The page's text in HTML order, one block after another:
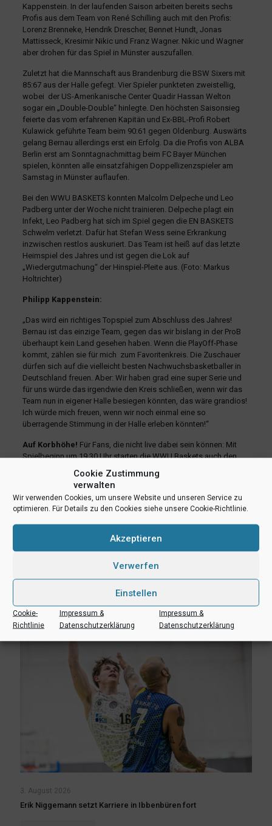
Cookie Zustimmung
verwalten
Wir verwenden Cookies, um unsere Website und unseren Service zu
optimieren. Für Details zu den Cookies siehe unsere Cookie-Richtlinie.
Akzeptieren
Verwerfen
Einstellen
Cookie-
Richtlinie
Impressum &
Datenschutzerklärung
Impressum &
Datenschutzerklärung
Kappenstein. In der laufenden Saison arbeiten bereits sechs
Profis aus dem Team von René Schilling auch mit den Profis:
Lorenz Brenneke, Hendrik Drescher, Bennet Hundt, Jonas
Mattisseck, Kresimir Nikic und Franz Wagner. Nikic und Wagner
aber drohen für das Spiel in Münster auszufallen.
Zuletzt hat die Mannschaft aus Brandenburg die BSW Sixers mit
85:67 aus der Halle gefegt. Vier Spieler punkteten zweistellig,
wobei der US-Amerikanische Center Quadir Hassan Welton
sogar ein „Double-Double“ hinlegte. Den höchsten Saisonsieg
feierte das vom erfahrenen Kapitän und Ex-BBL-Profi Robert
Kulawick geführte Team beim 90:61 gegen Oldenburg. Auswärts
gelang Bernau allerdings erst ein Erfolg. Da die Profis von ALBA
Berlin erst am Sonntagnachmittag beim FC Bayer München
spielen, könnten alle einsatzfähigen Doppellizenzspieler am
Samstag in Münster auflaufen.
Bei den WWU BASKETS konnten Malcolm Delpeche und Leo
Padberg unter der Woche nicht trainieren. Delpeche plagt ein
Infekt, Leo Padberg hat sich im Spiel gegen die EN BASKETS
Schwelm verletzt. Dafür hat Stefan Wess seine Erkrankung
inzwischen restlos auskuriert. Das Team ist heiß auf das letzte
Heimspiel des Jahres und ist gegen die Lok auf
„Wiedergutmachung“ der Hinspiel-Pleite aus. (Foto: Markus
Holtrichter)
Philipp Kappenstein:
„Das wird ein richtiges Topspiel zum Abschluss des Jahres!
Bernau ist das einzige Team, gegen das wir bislang in der ProB
überhaupt kein Land gesehen haben. Wenn die PlayOff-Phase
kommt, zählen sie für mich zum Favoritenkreis. Die Zuschauer
dürfen sich auf die vielleicht besten Nachwuchsbasketballer in
Deutschland freuen. Aber: Wir haben grad eine super Serie und
für uns würde das irgendwie den Kreis schließen, wenn wir das
Team nun in eigener Halle besiegen könnten, das wäre grandios!
Ich würde mich freuen, wenn wir noch einmal eine so
überragende Stimmung in der Halle erleben könnten!“
Auf Korbhöhe! Für Fans, die nicht live dabei sein können: Mit
Spielbeginn um 19.30 Uhr starten die WWU Baskets auch den
teilen teilen E-Mail
RSS-feed teilen teilen
Ähnliche Beiträge
3. August 2026
Erik Niggemann setzt Karriere in Ibbenbüren fort